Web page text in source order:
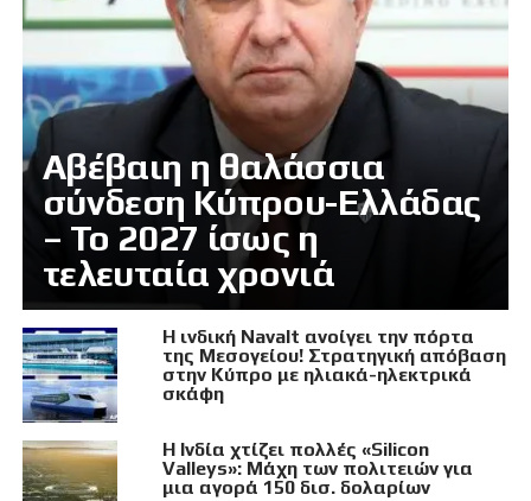
Αβέβαιη η θαλάσσια
σύνδεση Κύπρου-Ελλάδας
– Το 2027 ίσως η
τελευταία χρονιά
Η ινδική Navalt ανοίγει την πόρτα
της Μεσογείου! Στρατηγική απόβαση
στην Κύπρο με ηλιακά-ηλεκτρικά
σκάφη
Η Ινδία χτίζει πολλές «Silicon
Valleys»: Μάχη των πολιτειών για
μια αγορά 150 δισ. δολαρίων